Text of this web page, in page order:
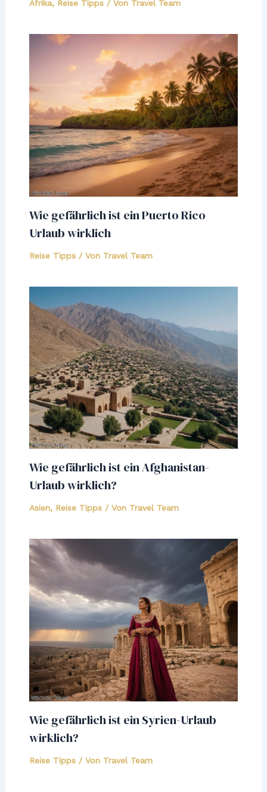
Afrika, Reise Tipps/ Von Travel Team
Wie gefährlich ist ein Puerto Rico
Urlaub wirklich
Reise Tipps/ Von Travel Team
Wie gefährlich ist ein Afghanistan-
Urlaub wirklich?
Asien, Reise Tipps/ Von Travel Team
Wie gefährlich ist ein Syrien-Urlaub
wirklich?
Reise Tipps/ Von Travel Team